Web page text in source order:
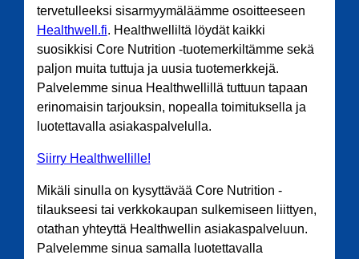
tervetulleeksi sisarmyymäläämme osoitteeseen
Healthwell.fi. Healthwelliltä löydät kaikki
suosikkisi Core Nutrition -tuotemerkiltämme sekä
paljon muita tuttuja ja uusia tuotemerkkejä.
Palvelemme sinua Healthwellillä tuttuun tapaan
erinomaisin tarjouksin, nopealla toimituksella ja
luotettavalla asiakaspalvelulla.
Siirry Healthwellille!
Mikäli sinulla on kysyttävää Core Nutrition -
tilaukseesi tai verkkokaupan sulkemiseen liittyen,
otathan yhteyttä Healthwellin asiakaspalveluun.
Palvelemme sinua samalla luotettavalla